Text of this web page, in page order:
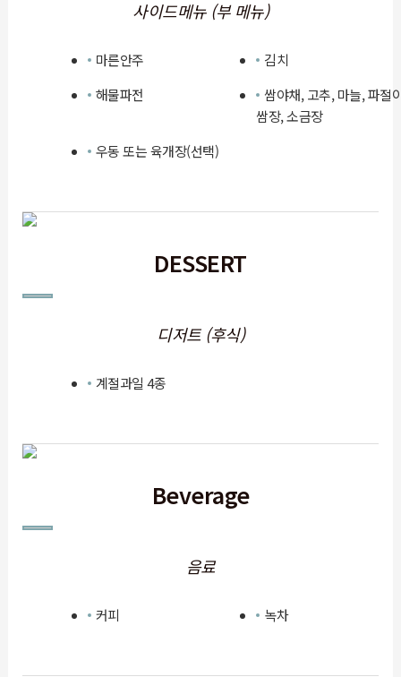
사이드메뉴 (부 메뉴)
마른안주
김치
해물파전
쌈야채, 고추, 마늘, 파절
쌈장, 소금장
우동 또는 육개장(선택)
DESSERT
디저트 (후식)
계절과일 4종
Beverage
음료
커피 녹차